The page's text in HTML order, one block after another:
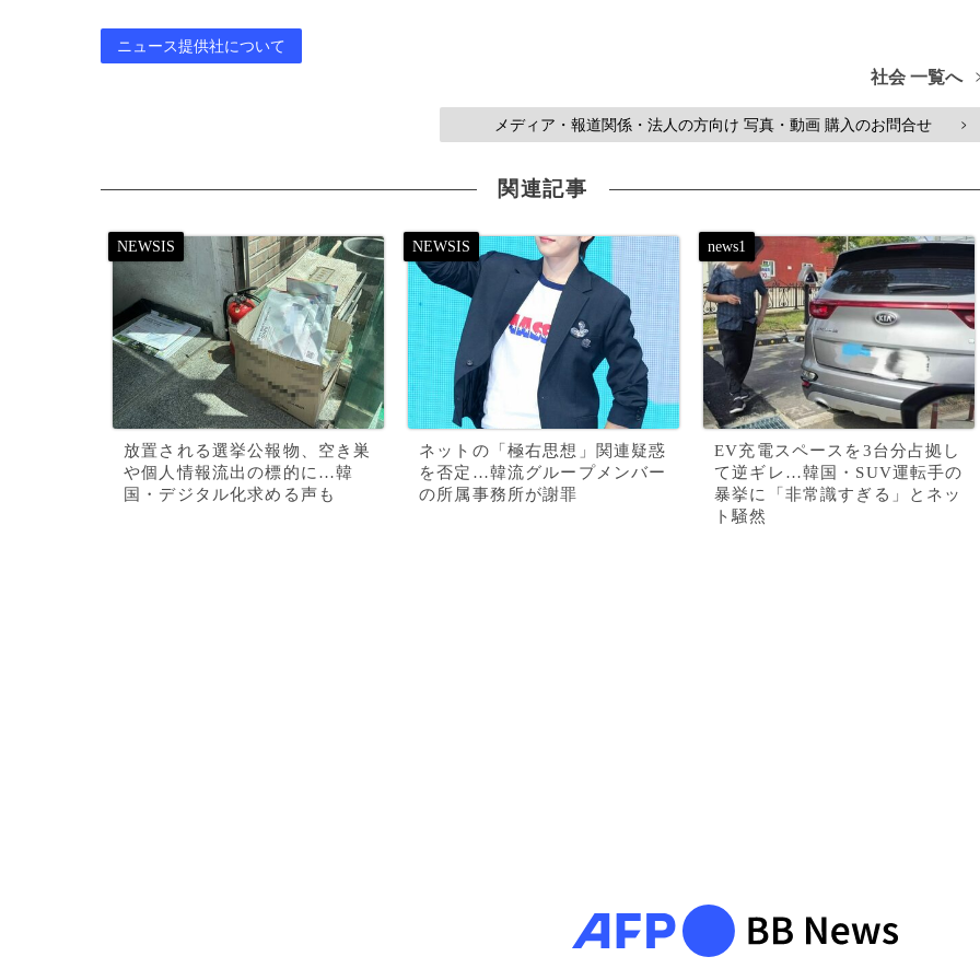
ニュース提供社について
社会 一覧へ
メディア・報道関係・法人の方向け 写真・動画 購入のお問合せ >
関連記事
放置される選挙公報物、空き巣
や個人情報流出の標的に…韓
国・デジタル化求める声も
ネットの「極右思想」関連疑惑
を否定…韓流グループメンバー
の所属事務所が謝罪
EV充電スペースを3台分占拠し
て逆ギレ…韓国・SUV運転手の
暴挙に「非常識すぎる」とネッ
ト騒然